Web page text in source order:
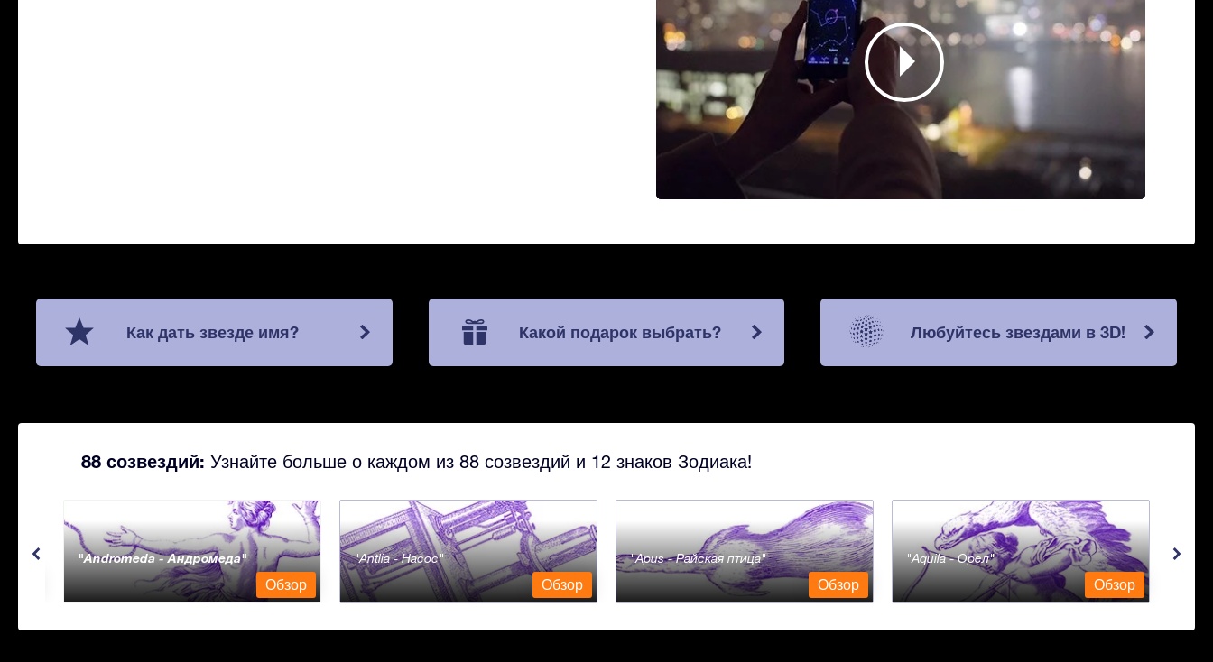
Как дать звезде имя? Какой подарок выбрать? Любуйтесь звездами в 3D!
88 созвездий: Узнайте больше о каждом из 88 созвездий и 12 знаков Зодиака!
Andromeda - Андромеда
Обзор
Antlia - Насос
Обзор
Apus - Райская птица
Обзор
Aquila - Орел
Обзор